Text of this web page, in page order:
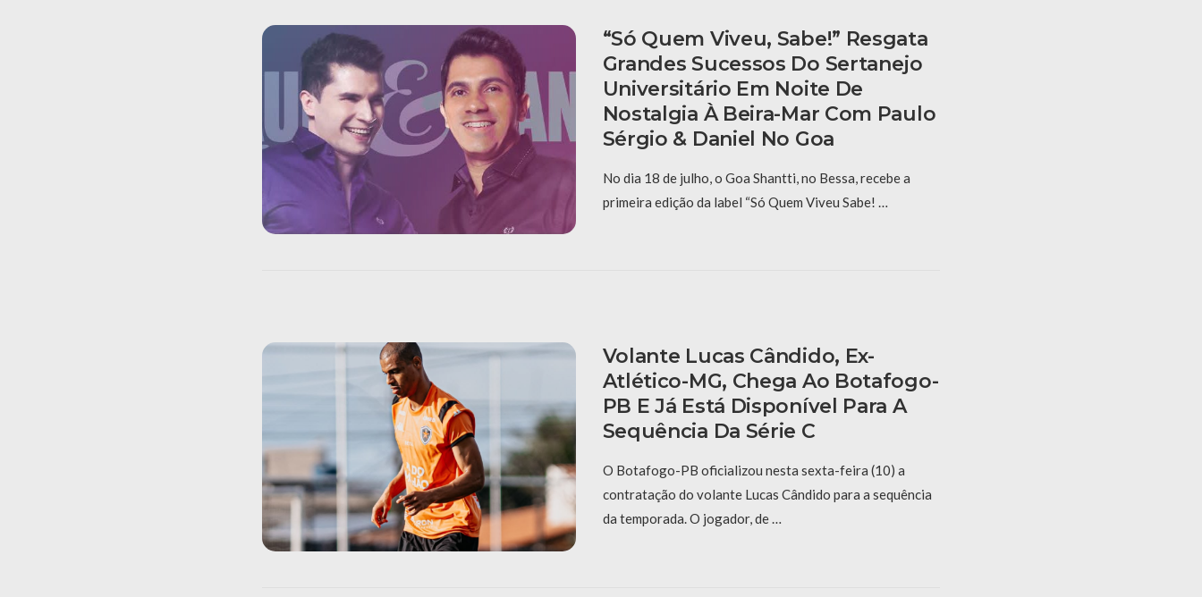
“Só Quem Viveu, Sabe!” Resgata
Grandes Sucessos Do Sertanejo
Universitário Em Noite De
Nostalgia À Beira-Mar Com Paulo
Sérgio & Daniel No Goa
No dia 18 de julho, o Goa Shantti, no Bessa, recebe a
primeira edição da label “Só Quem Viveu Sabe! …
Volante Lucas Cândido, Ex-
Atlético-MG, Chega Ao Botafogo-
PB E Já Está Disponível Para A
Sequência Da Série C
O Botafogo-PB oficializou nesta sexta-feira (10) a
contratação do volante Lucas Cândido para a sequência
da temporada. O jogador, de …